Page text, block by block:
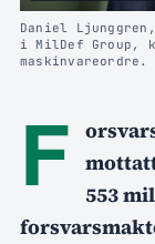
Daniel
i MilDef Group,
maskinvareordre.
F 553